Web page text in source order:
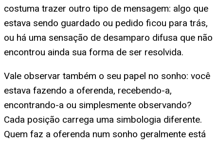
costuma trazer outro tipo de mensagem: algo que
estava sendo guardado ou pedido ficou para trás,
ou há uma sensação de desamparo difusa que não
encontrou ainda sua forma de ser resolvida.
Vale observar também o seu papel no sonho: você
estava fazendo a oferenda, recebendo-a,
encontrando-a ou simplesmente observando?
Cada posição carrega uma simbologia diferente.
Quem faz a oferenda num sonho geralmente está